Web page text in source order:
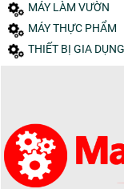
MÁY LÀM VƯỜN
MÁY THỰC PHẨM
THIẾT BỊ GIA DỤNG